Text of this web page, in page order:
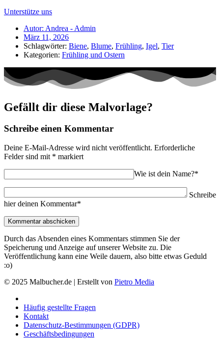
Unterstütze uns
Autor: Andrea - Admin
März 11, 2026
Schlagwörter: Biene, Blume, Frühling, Igel, Tier
Kategorien: Frühling und Ostern
Gefällt dir diese Malvorlage?
Schreibe einen Kommentar
Deine E-Mail-Adresse wird nicht veröffentlicht. Erforderliche
Felder sind mit * markiert
Wie ist dein Name?*
Schreibe
hier deinen Kommentar*
Durch das Absenden eines Kommentars stimmen Sie der
Speicherung und Anzeige auf unserer Website zu. Die
Veröffentlichung kann eine Weile dauern, also bitte etwas Geduld
:o)
© 2025 Malbucher.de | Erstellt von Pietro Media
Häufig gestellte Fragen
Kontakt
Datenschutz-Bestimmungen (GDPR)
Geschäftsbedingungen